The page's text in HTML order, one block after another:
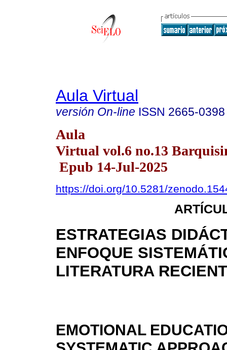
Aula Virtual
versión On-line ISSN 2665-0398
Aula
Virtual vol.6 no.13
Epub 14-Jul-2025
https://doi.org/10.5281/
ESTRATEGIAS
ENFOQUE
LITERATURA
EMOTIONAL